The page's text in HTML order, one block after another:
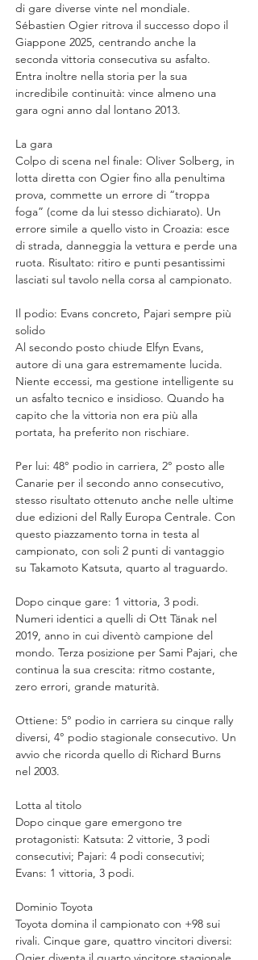
di gare diverse vinte nel mondiale.
Sébastien Ogier ritrova il successo dopo il
Giappone 2025, centrando anche la
seconda vittoria consecutiva su asfalto.
Entra inoltre nella storia per la sua
incredibile continuità: vince almeno una
gara ogni anno dal lontano 2013.
La gara
Colpo di scena nel finale: Oliver Solberg, in
lotta diretta con Ogier fino alla penultima
prova, commette un errore di “troppa
foga” (come da lui stesso dichiarato). Un
errore simile a quello visto in Croazia: esce
di strada, danneggia la vettura e perde una
ruota. Risultato: ritiro e punti pesantissimi
lasciati sul tavolo nella corsa al campionato.
Il podio: Evans concreto, Pajari sempre più
solido
Al secondo posto chiude Elfyn Evans,
autore di una gara estremamente lucida.
Niente eccessi, ma gestione intelligente su
un asfalto tecnico e insidioso. Quando ha
capito che la vittoria non era più alla
portata, ha preferito non rischiare.
Per lui: 48° podio in carriera, 2° posto alle
Canarie per il secondo anno consecutivo,
stesso risultato ottenuto anche nelle ultime
due edizioni del Rally Europa Centrale. Con
questo piazzamento torna in testa al
campionato, con soli 2 punti di vantaggio
su Takamoto Katsuta, quarto al traguardo.
Dopo cinque gare: 1 vittoria, 3 podi.
Numeri identici a quelli di Ott Tänak nel
2019, anno in cui diventò campione del
mondo. Terza posizione per Sami Pajari, che
continua la sua crescita: ritmo costante,
zero errori, grande maturità.
Ottiene: 5° podio in carriera su cinque rally
diversi, 4° podio stagionale consecutivo. Un
avvio che ricorda quello di Richard Burns
nel 2003.
Lotta al titolo
Dopo cinque gare emergono tre
protagonisti: Katsuta: 2 vittorie, 3 podi
consecutivi; Pajari: 4 podi consecutivi;
Evans: 1 vittoria, 3 podi.
Dominio Toyota
Toyota domina il campionato con +98 sui
rivali. Cinque gare, quattro vincitori diversi: